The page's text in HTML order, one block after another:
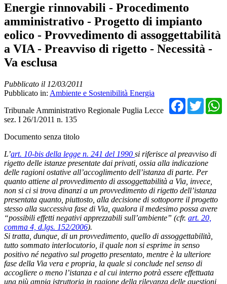
Energie rinnovabili - Procedimento
amministrativo - Progetto di impianto
eolico - Provvedimento di assoggettabilità
a VIA - Preavviso di rigetto - Necessità -
Va esclusa
Pubblicato il 12/03/2011
Pubblicato in: Ambiente e Sostenibilità Energia
Tribunale Amministrativo Regionale Puglia Lecce
sez. I 26/1/2011 n. 135
Documento senza titolo
L’art. 10-bis della legge n. 241 del 1990 si riferisce al preavviso di
rigetto delle istanze presentate dai privati, ossia alla indicazione
delle ragioni ostative all’accoglimento dell’istanza di parte. Per
quanto attiene al provvedimento di assoggettabilità a Via, invece,
non si ci si trova dinanzi a un provvedimento di rigetto dell’istanza
presentata quanto, piuttosto, alla decisione di sottoporre il progetto
stesso alla successiva fase di Via, qualora il medesimo possa avere
“possibili effetti negativi apprezzabili sull’ambiente” (cfr. art. 20,
comma 4, d.lgs. 152/2006).
Si tratta, dunque, di un provvedimento, quello di assoggettabilità,
tutto sommato interlocutorio, il quale non si esprime in senso
positivo né negativo sul progetto presentato, mentre è la ulteriore
fase della Via vera e propria, la quale si conclude nel senso di
accogliere o meno l’istanza e al cui interno potrà essere effettuata
una più ampia istruttoria in ragione della rilevanza delle questioni